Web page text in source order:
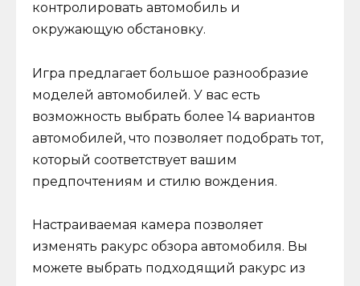
контролировать автомобиль и
окружающую обстановку.
Игра предлагает большое разнообразие
моделей автомобилей. У вас есть
возможность выбрать более 14 вариантов
автомобилей, что позволяет подобрать тот,
который соответствует вашим
предпочтениям и стилю вождения.
Настраиваемая камера позволяет
изменять ракурс обзора автомобиля. Вы
можете выбрать подходящий ракурс из